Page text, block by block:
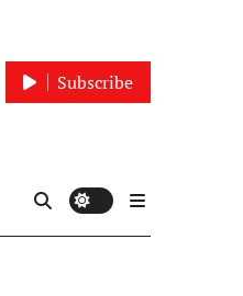
Subscribe